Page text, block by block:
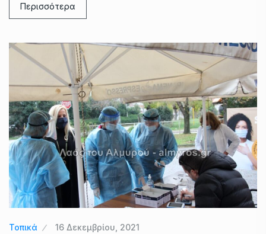
Περισσότερα
Τοπικά 16 Δεκεμβρίου, 2021